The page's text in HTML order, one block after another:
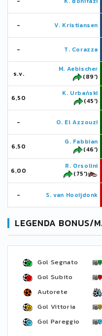
- V. Kristiansen
- T. Corazza
s.v.
M. Aebischer
(89')
6,50
K. Urbański
(45')
- O. El Azzouzi
6,50
G. Fabbian
(46')
6,00
R. Orsolini
(75')
- S. van Hooijdonk
LEGENDA BONUS/
Gol Segnato
Gol Subito
Autorete
Gol Vittoria
Gol Pareggio